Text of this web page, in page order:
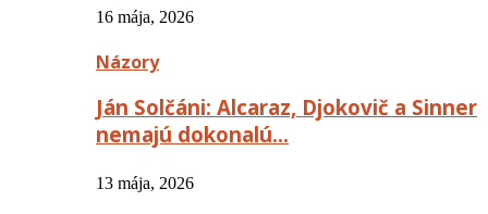
16 mája, 2026
Názory
Ján Solčáni: Alcaraz, Djokovič a Sinner
nemajú dokonalú…
13 mája, 2026